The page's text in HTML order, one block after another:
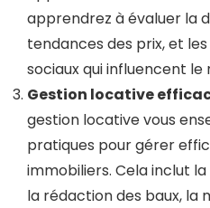
apprendrez à évaluer la
tendances des prix, et
sociaux qui influencent le
Gestion locative
gestion locative vous
pratiques pour gérer
immobiliers. Cela inclut
la rédaction des baux, la